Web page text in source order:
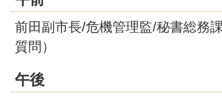
前田副市長/危機管理監/秘書総務
質問）
午後